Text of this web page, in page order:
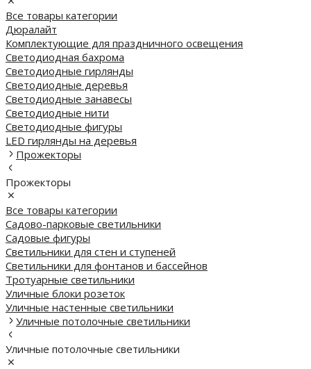
Все товары категории
Дюралайт
Комплектующие для праздничного освещения
Светодиодная бахрома
Светодиодные гирлянды
Светодиодные деревья
Светодиодные занавесы
Светодиодные нити
Светодиодные фигуры
LED гирлянды на деревья
Прожекторы
Прожекторы
Все товары категории
Садово-парковые светильники
Садовые фигуры
Светильники для стен и ступеней
Светильники для фонтанов и бассейнов
Тротуарные светильники
Уличные блоки розеток
Уличные настенные светильники
Уличные потолочные светильники
Уличные потолочные светильники